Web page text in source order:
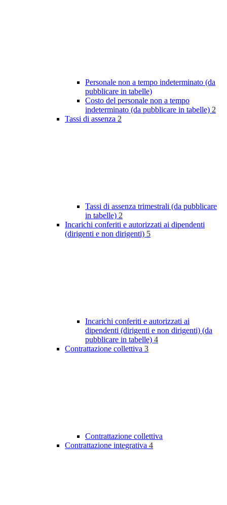
Personale non a tempo indeterminato (da
pubblicare in tabelle)
Costo del personale non a tempo
indeterminato (da pubblicare in tabelle) 2
Tassi di assenza 2
Tassi di assenza trimestrali (da pubblicare
in tabelle) 2
Incarichi conferiti e autorizzati ai dipendenti
(dirigenti e non dirigenti) 5
Incarichi conferiti e autorizzati ai
dipendenti (dirigenti e non dirigenti) (da
pubblicare in tabelle) 4
Contrattazione collettiva 3
Contrattazione collettiva
Contrattazione integrativa 4